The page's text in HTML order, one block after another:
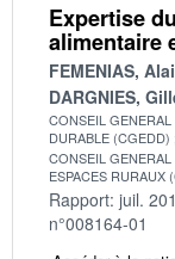
Expertise
alimentaire
FEMENIAS,
DARGNIES,
CONSEIL
DURABLE (CGEDD)
CONSEIL
ESPACES RURAUX
Rapport: juil.
n°008164-01